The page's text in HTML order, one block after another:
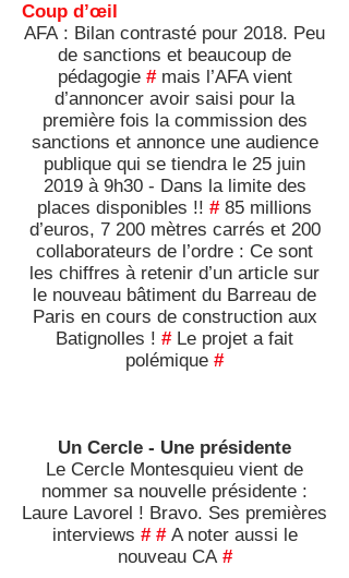
Coup d’œil
AFA : Bilan contrasté pour 2018. Peu
de sanctions et beaucoup de
pédagogie #mais l’AFA vient
d’annoncer avoir saisi pour la
première fois la commission des
sanctions et annonce une audience
publique qui se tiendra le 25 juin
2019 à 9h30 - Dans la limite des
places disponibles !! #85 millions
d’euros, 7 200 mètres carrés et 200
collaborateurs de l’ordre : Ce sont
les chiffres à retenir d’un article sur
le nouveau bâtiment du Barreau de
Paris en cours de construction aux
Batignolles ! #Le projet a fait
polémique #
Un Cercle - Une présidente
Le Cercle Montesquieu vient de
nommer sa nouvelle présidente :
Laure Lavorel ! Bravo. Ses premières
interviews # #A noter aussi le
nouveau CA #